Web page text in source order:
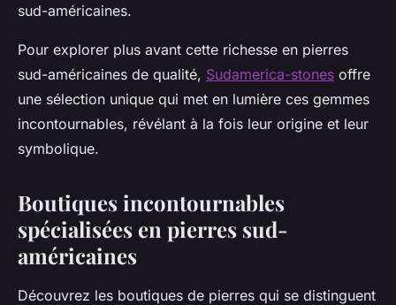
sud-américaines.
Pour explorer plus avant cette richesse en pierres
sud-américaines de qualité, Sudamerica-stones offre
une sélection unique qui met en lumière ces gemmes
incontournables, révélant à la fois leur origine et leur
symbolique.
Boutiques incontournables
spécialisées en pierres sud-
américaines
Découvrez les boutiques de pierres qui se distinguent